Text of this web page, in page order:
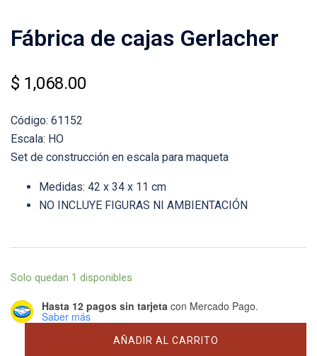
Fábrica de cajas Gerlacher
$ 1,068.00
Código: 61152
Escala: HO
Set de construcción en escala para maqueta
Medidas: 42 x 34 x 11 cm
NO INCLUYE FIGURAS NI AMBIENTACIÓN
Solo quedan 1 disponibles
Hasta 12 pagos sin tarjeta con Mercado Pago.
Saber más
AÑADIR AL CARRITO